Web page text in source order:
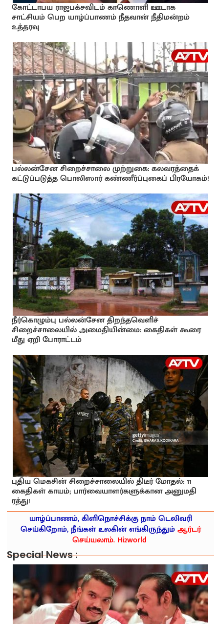
கோட்டாபய ராஜபக்சவிடம் காணொளி ஊடாக
சாட்சியம் பெற யாழ்ப்பாணம் நீதவான் நீதிமன்றம்
உத்தரவு
பல்லன்சேன சிறைச்சாலை முற்றுகை: கலவரத்தைக்
கட்டுப்படுத்த பொலிஸார் கண்ணீர்ப்புகைப் பிரயோகம்!
நீர்கொழும்பு பல்லன்சேன திறந்தவெளிச்
சிறைச்சாலையில் அமைதியின்மை: கைதிகள் கூரை
மீது ஏறி போராட்டம்
புதிய மெகசின் சிறைச்சாலையில் திடீர் மோதல்: 11
கைதிகள் காயம்; பார்வையாளர்களுக்கான அனுமதி
ரத்து!
யாழ்ப்பாணம், கிளிநொச்சிக்கு நாம் டெலிவரி
செய்கிறோம், நீங்கள் உலகின் எங்கிருந்தும்ஆர்டர்
செய்யலாம். Hi2world
Special News :